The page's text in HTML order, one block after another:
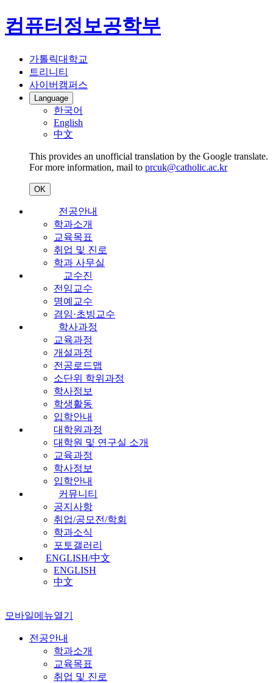
컴퓨터정보공학부
가톨릭대학교
트리니티
사이버캠퍼스
Language
한국어
English
中文
This provides an unofficial translation by the Google translate.
For more information, mail to prcuk@catholic.ac.kr
OK
전공안내
학과소개
교육목표
취업 및 진로
학과 사무실
교수진
전임교수
명예교수
겸임·초빙교수
학사과정
교육과정
개설과정
전공로드맵
소단위 학위과정
학사정보
학생활동
입학안내
대학원과정
대학원 및 연구실 소개
교육과정
학사정보
입학안내
커뮤니티
공지사항
취업/공모전/학회
학과소식
포토갤러리
ENGLISH/中文
ENGLISH
中文
모바일메뉴열기
전공안내
학과소개
교육목표
취업 및 진로